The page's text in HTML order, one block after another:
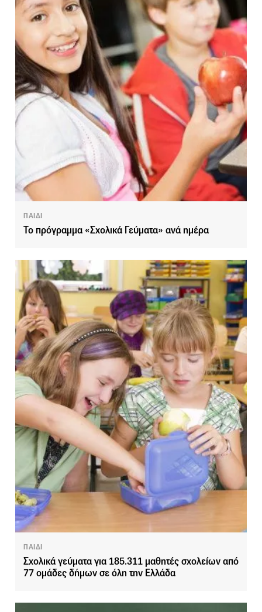
ΠΑΙΔΙ
Το πρόγραμμα «Σχολικά Γεύματα» ανά ημέρα
ΠΑΙΔΙ
Σχολικά γεύματα για 185.311 μαθητές σχολείων από
77 ομάδες δήμων σε όλη την Ελλάδα